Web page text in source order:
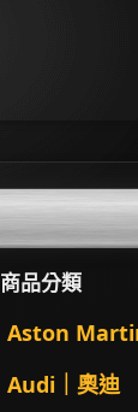
商品分類
Aston
Audi｜奧迪